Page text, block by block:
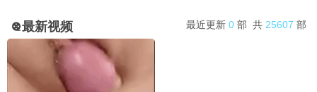
发表评论